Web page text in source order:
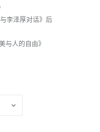
李泽厚对话》后
与人的自由》